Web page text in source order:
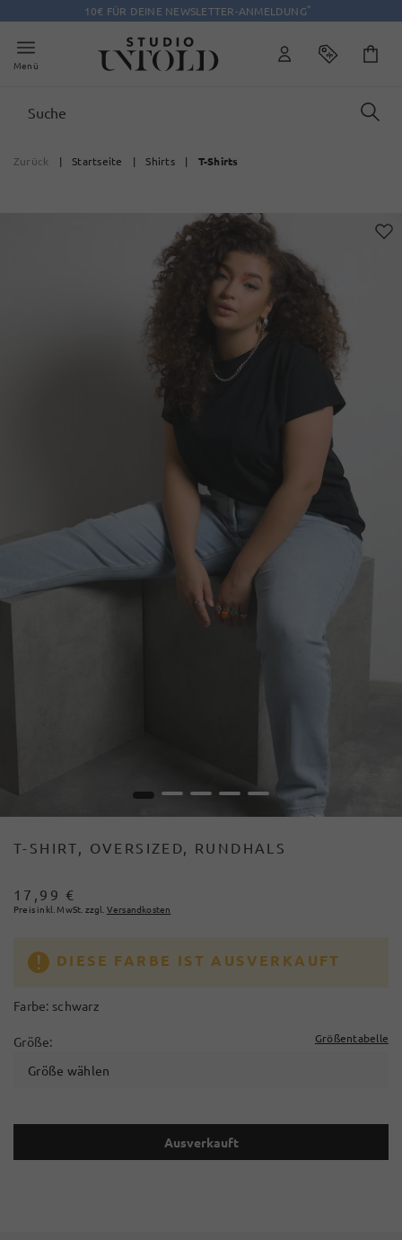
10€ FÜR DEINE NEWSLETTER-ANMELDUNG*
Menü
Zurück | Startseite | Shirts | T-Shirts
1 2 3 4 5
T-SHIRT, OVERSIZED, RUNDHALS
17,99 €
Preis inkl. MwSt. zzgl. Versandkosten
DIESE FARBE IST AUSVERKAUFT
Farbe: schwarz
Größe: Größentabelle
Größe wählen
Ausverkauft